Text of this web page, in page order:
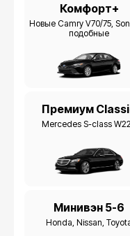
Комфорт+
Новые Camry V70/75,
подобные
Премиум
Mercedes S-class
Минивэн 5-6
Honda, Nissan,